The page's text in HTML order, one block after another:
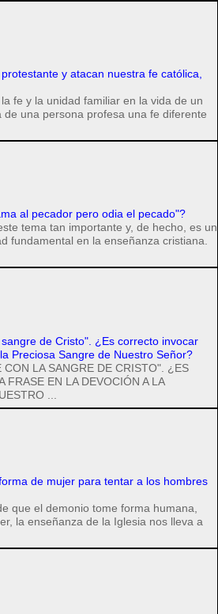
y atacan nuestra fe católica,
fe y la unidad familiar en la vida de un
una persona profesa una fe diferente
al pecador pero odia el pecado"?
tema tan importante y, de hecho, es un
fundamental en la enseñanza cristiana.
de Cristo". ¿Es correcto invocar
Preciosa Sangre de Nuestro Señor?
CON LA SANGRE DE CRISTO". ¿ES
FRASE EN LA DEVOCIÓN A LA
...
de mujer para tentar a los hombres
que el demonio tome forma humana,
la enseñanza de la Iglesia nos lleva a